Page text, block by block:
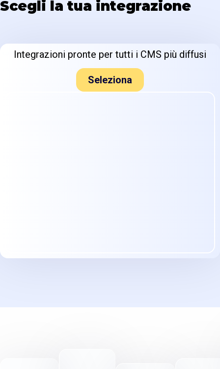
Scegli la tua integrazione
Integrazioni pronte per tutti i CMS più diffusi
Seleziona